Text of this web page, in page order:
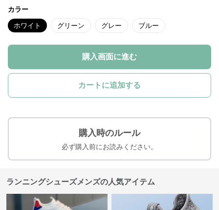
カラー
ホワイト グリーン グレー ブルー
購入画面に進む
カートに追加する
購入時のルール
必ず購入前にお読みください。
ランニングシューズメンズの人気アイテム